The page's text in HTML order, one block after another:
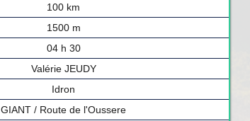
100 km
1500 m
04 h 30
Valérie JEUDY
Idron
GIANT / Route de l'Oussere